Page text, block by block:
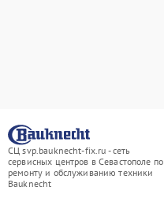
СЦ svp.bauknecht-fix.ru - сеть
сервисных центров в Севастополе по
ремонту и обслуживанию техники
Bauknecht